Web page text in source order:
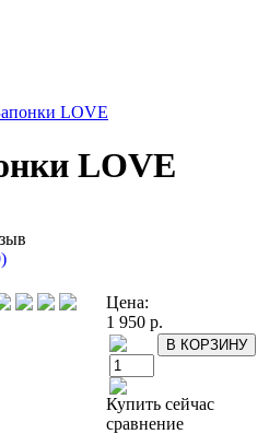
LOVE
LOVE
Цена:
1 950 р.
Купить сейчас
сравнение